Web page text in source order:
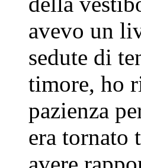
avevo un
sedute di
timore, ho
pazienza
era tornato